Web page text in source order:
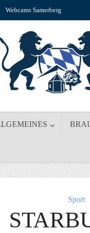
Webcams Samerberg
Sport